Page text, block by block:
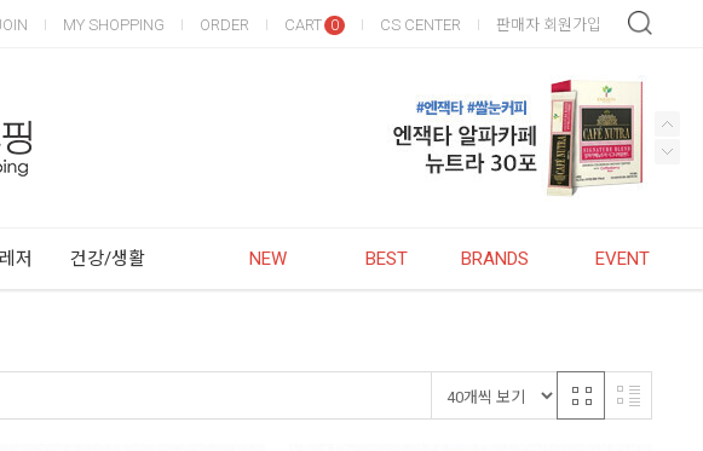
MY SHOPPING ORDER CART 0 CS CENTER 판매자 회원가입
저 건강/생활 NEW BEST BRANDS EVENT